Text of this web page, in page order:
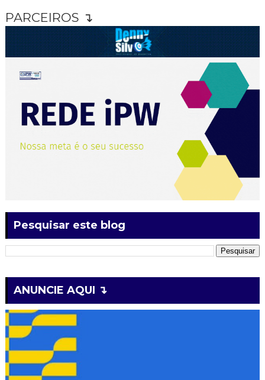
PARCEIROS ↴
Pesquisar este blog
ANUNCIE AQUI ↴